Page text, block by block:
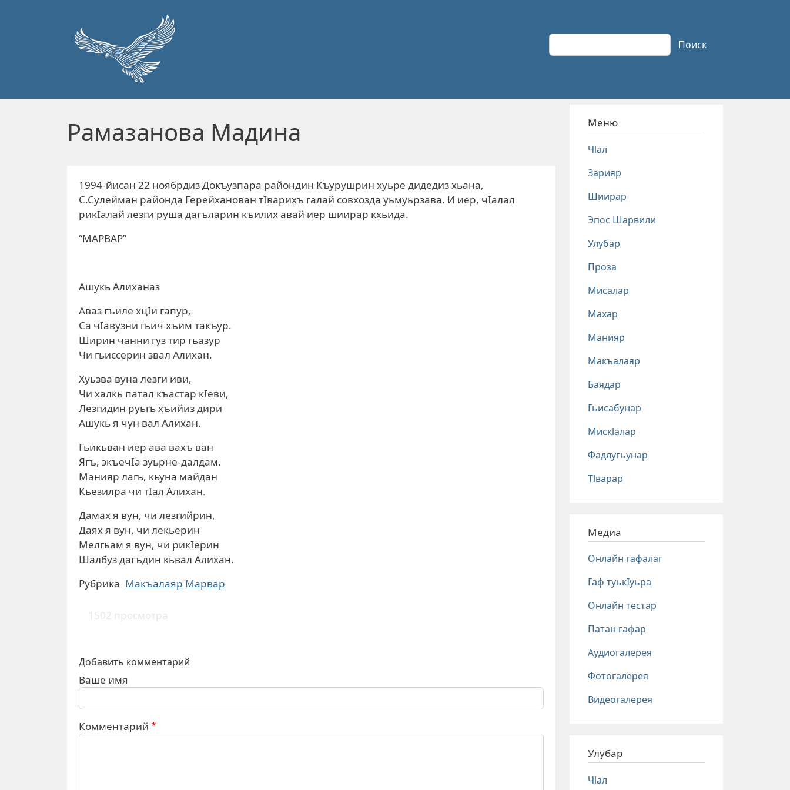
Поиск Поиск
Рамазанова Мадина
1994-йисан 22 ноябрдиз Докъузпара райондин Къурушрин хуьре дидедиз хьана,
С.Сулейман районда Герейханован тIварихъ галай совхозда уьмуьрзава. И иер, чIалал
рикIалай лезги руша дагъларин къилих авай иер шиирар кхьида.
“МАРВАР”
Ашукь Алиханаз
Аваз гъиле хцIи гапур,
Са чIавузни гьич хъим такъур.
Ширин чанни гуз тир гьазур
Чи гьиссерин звал Алихан.
Хуьзва вуна лезги иви,
Чи халкь патал къастар кIеви,
Лезгидин руьгь хъийиз дири
Ашукь я чун вал Алихан.
Гьикьван иер ава вахъ ван
Ягъ, экъечIа зуьрне-далдам.
Манияр лагь, кьуна майдан
Кьезилра чи тIал Алихан.
Дамах я вун, чи лезгийрин,
Даях я вун, чи лекьерин
Мелгьам я вун, чи рикIерин
Шалбуз дагъдин кьвал Алихан.
Рубрика Макъалаяр Марвар
1502 просмотра
Добавить комментарий
Ваше имя
Комментарий
Меню
Чlал
Зарияр
Шиирар
Эпос Шарвили
Улубар
Проза
Мисалар
Махар
Манияр
Макъалаяр
Баядар
Гьисабунар
Мискlалар
Фадлугьунар
Тlварар
Медиа
Онлайн гафалаг
Гаф туькIуьра
Онлайн тестар
Патан гафар
Аудиогалерея
Фотогалерея
Видеогалерея
Улубар
Чlал